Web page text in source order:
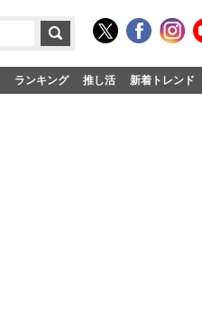
ランキング 推し活 新着トレンド